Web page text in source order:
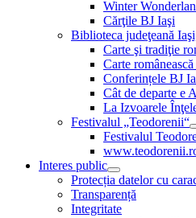
Winter
Cărţile BJ Iaşi
Biblioteca judeţeană
Carte şi tradiţie
Carte
Conferințele BJ
Cât de departe e
La Izvoarele
Festivalul „Teodorenii“
Festivalul
Interes public
Protecția datelor cu
Transparență
Integritate